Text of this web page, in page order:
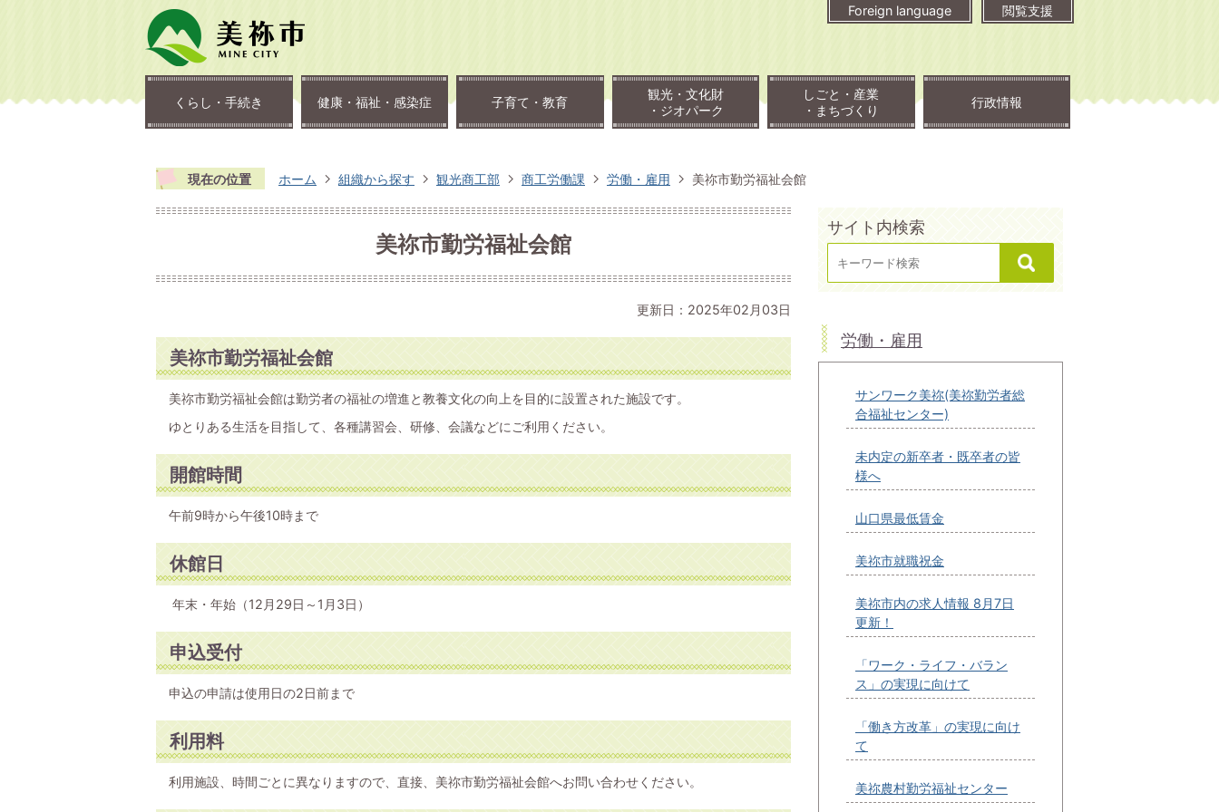
Foreign language 閲覧支援
くらし・手続き 健康・福祉・感染症 子育て・教育
観光・文化財
・ジオパーク
しごと・産業
・まちづくり
行政情報
現在の位置 ホーム 組織から探す 観光商工部 商工労働課 労働・雇用 美祢市勤労福祉会館
美祢市勤労福祉会館
更新日：2025年02月03日
美祢市勤労福祉会館
美祢市勤労福祉会館は勤労者の福祉の増進と教養文化の向上を目的に設置された施設です。
ゆとりある生活を目指して、各種講習会、研修、会議などにご利用ください。
開館時間
午前9時から午後10時まで
休館日
年末・年始（12月29日～1月3日）
申込受付
申込の申請は使用日の2日前まで
利用料
利用施設、時間ごとに異なりますので、直接、美祢市勤労福祉会館へお問い合わせください。
サイト内検索
労働・雇用
サンワーク美祢(美祢勤労者総
合福祉センター)
未内定の新卒者・既卒者の皆
様へ
山口県最低賃金
美祢市就職祝金
美祢市内の求人情報 8月7日
更新！
「ワーク・ライフ・バラン
ス」の実現に向けて
「働き方改革」の実現に向け
て
美祢農村勤労福祉センター